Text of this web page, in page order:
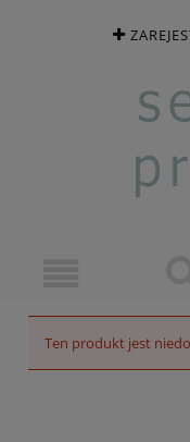
Ten produkt jest